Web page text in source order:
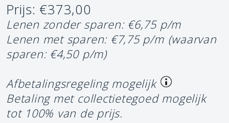
Prijs: €373,00
Lenen zonder sparen: €6,75 p/m
Lenen met sparen: €7,75 p/m (waarvan
sparen: €4,50 p/m)
Afbetalingsregeling mogelijk
Betaling met collectietegoed mogelijk
tot 100% van de prijs.